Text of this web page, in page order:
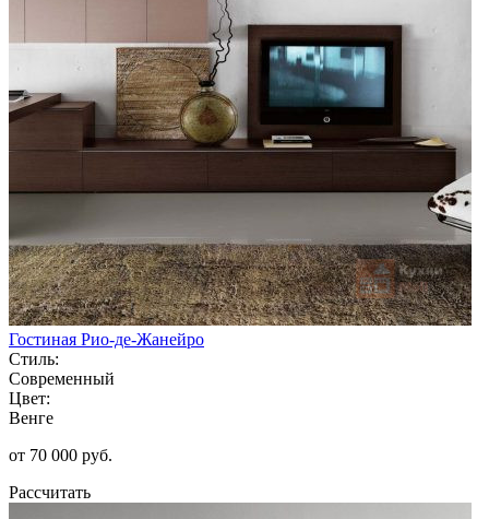
Гостиная Рио-де-Жанейро
Стиль:
Современный
Цвет:
Венге
от 70 000 руб.
Рассчитать